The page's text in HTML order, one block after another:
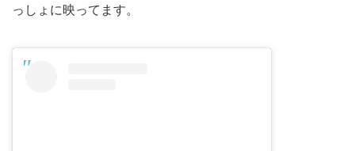
っしょに映ってます。